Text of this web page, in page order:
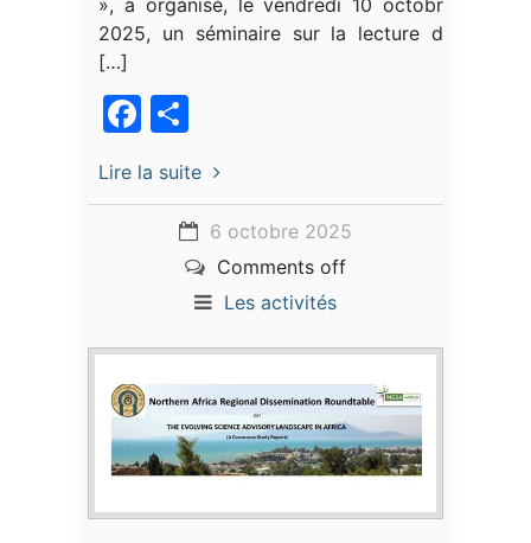
», a organisé, le vendredi 10 octobre
2025, un séminaire sur la lecture du
[…]
Facebook
Lire la suite
6 octobre 2025
Comments off
Les activités